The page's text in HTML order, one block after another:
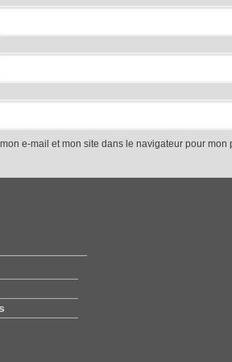
e-mail et mon site dans le navigateur pour mon